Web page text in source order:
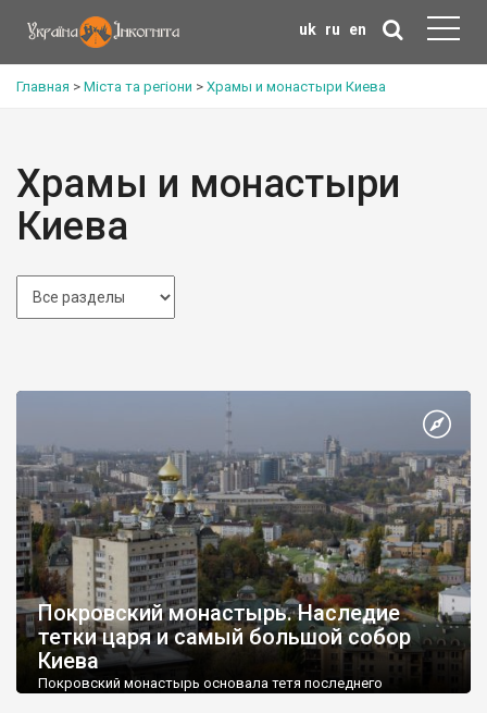
uk ru en
Главная > Міста та регіони > Храмы и монастыри Киева
Храмы и монастыри
Киева
Покровский монастырь. Наследие
тетки царя и самый большой собор
Киева
Покровский монастырь основала тетя последнего